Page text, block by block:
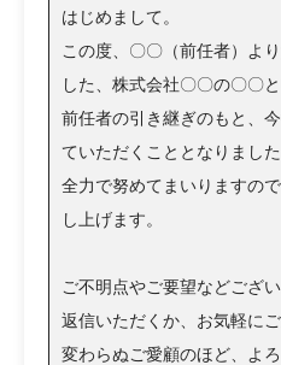
はじめまして。
この度、〇〇（前任者）よ
した、株式会社〇〇の〇〇と
前任者の引き継ぎのもと、
ていただくこととなりまし
全力で努めてまいりますの
し上げます。
ご不明点やご要望などござ
返信いただくか、お気軽に
変わらぬご愛顧のほど、よ